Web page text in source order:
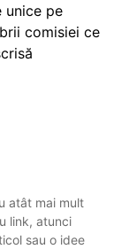
unice pe
comisiei ce
atât mai mult
link, atunci
sau o idee